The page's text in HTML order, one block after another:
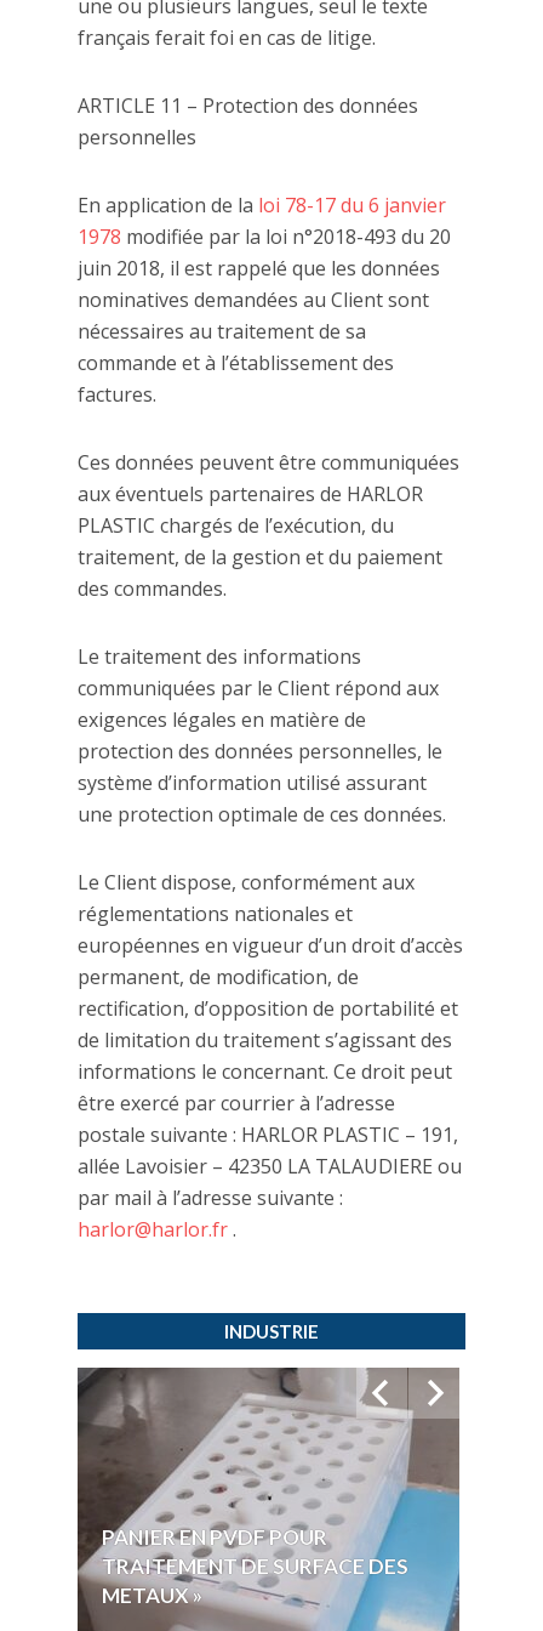
une ou plusieurs langues, seul le texte
français ferait foi en cas de litige.
ARTICLE 11 – Protection des données
personnelles
En application de la loi 78-17 du 6 janvier
1978 modifiée par la loi n°2018-493 du 20
juin 2018, il est rappelé que les données
nominatives demandées au Client sont
nécessaires au traitement de sa
commande et à l’établissement des
factures.
Ces données peuvent être communiquées
aux éventuels partenaires de HARLOR
PLASTIC chargés de l’exécution, du
traitement, de la gestion et du paiement
des commandes.
Le traitement des informations
communiquées par le Client répond aux
exigences légales en matière de
protection des données personnelles, le
système d’information utilisé assurant
une protection optimale de ces données.
Le Client dispose, conformément aux
réglementations nationales et
européennes en vigueur d’un droit d’accès
permanent, de modification, de
rectification, d’opposition de portabilité et
de limitation du traitement s’agissant des
informations le concernant. Ce droit peut
être exercé par courrier à l’adresse
postale suivante : HARLOR PLASTIC – 191,
allée Lavoisier – 42350 LA TALAUDIERE ou
par mail à l’adresse suivante :
harlor@harlor.fr.
INDUSTRIE
PANIER EN PVDF POUR
TRAITEMENT DE SURFACE DES
METAUX »